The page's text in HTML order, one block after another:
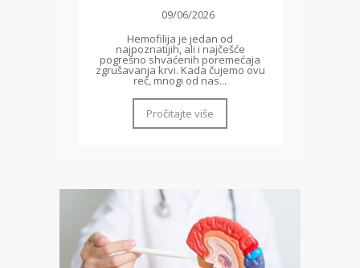
09/06/2026
Hemofilija je jedan od
najpoznatijih, ali i najčešće
pogrešno shvaćenih poremećaja
zgrušavanja krvi. Kada čujemo ovu
reč, mnogi od nas...
Pročitajte više